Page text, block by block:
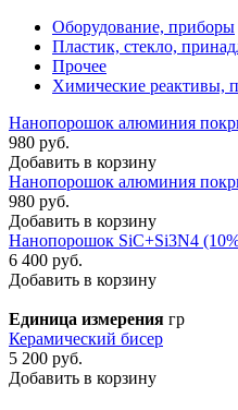
Оборудование, приборы
Пластик, стекло,
Прочее
Химические реактивы,
Нанопорошок алюминия
980 руб.
Добавить в корзину
Нанопорошок алюминия
980 руб.
Добавить в корзину
Нанопорошок SiC+Si3N4
6 400 руб.
Добавить в корзину
Единица измерения гр
Керамический бисер
5 200 руб.
Добавить в корзину